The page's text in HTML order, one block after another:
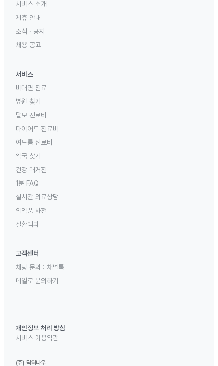
서비스 소개
제휴 안내
소식 · 공지
채용 공고
서비스
비대면 진료
병원 찾기
탈모 진료비
다이어트 진료비
여드름 진료비
약국 찾기
건강 매거진
1분 FAQ
실시간 의료상담
의약품 사전
질환백과
고객센터
채팅 문의 : 채널톡
메일로 문의하기
개인정보 처리 방침
서비스 이용약관
(주) 닥터나우